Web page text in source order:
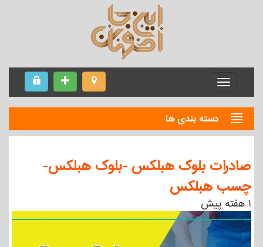
Menu
دسته بندی ها
صادرات بلوک هبلکس -بلوک هبلکس-
چسب هبلکس
۱ هفته پیش